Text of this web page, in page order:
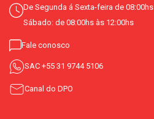
De Segunda á Sexta-feira de
Sábado: de 08:00hs às 12:00hs
Fale conosco
SAC +55 31 9744 5106
Canal do DPO